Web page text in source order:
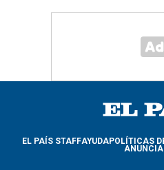
EL PAÍS STAFFAYUDAPOLÍTICAS